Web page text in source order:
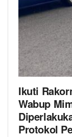
Ikuti
Wabup
Protokol